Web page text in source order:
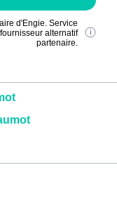
d'Engie. Service
alternatif
partenaire.